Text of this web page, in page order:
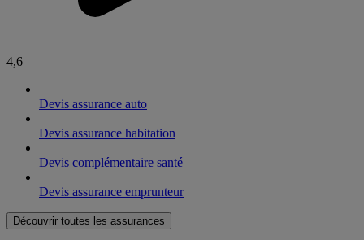
4,6
Devis assurance auto
Devis assurance habitation
Devis complémentaire santé
Devis assurance emprunteur
Découvrir toutes les assurances